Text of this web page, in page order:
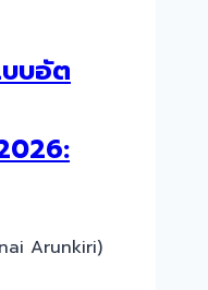
บอัต
Arunkiri)